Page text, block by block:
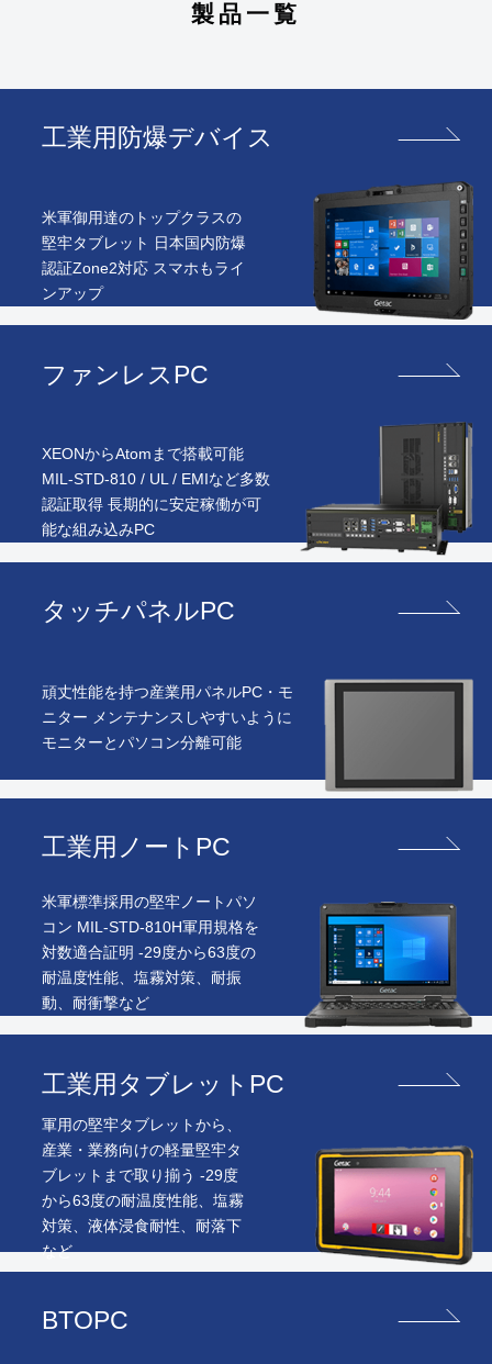
製品一覧
工業用防爆デバイス
米軍御用達のトップクラスの
堅牢タブレット 日本国内防爆
認証Zone2対応 スマホもライ
ンアップ
ファンレスPC
XEONからAtomまで搭載可能
MIL-STD-810 / UL / EMIなど多数
認証取得 長期的に安定稼働が可
能な組み込みPC
タッチパネルPC
頑丈性能を持つ産業用パネルPC・モ
ニター メンテナンスしやすいように
モニターとパソコン分離可能
工業用ノートPC
米軍標準採用の堅牢ノートパソ
コン MIL-STD-810H軍用規格を
対数適合証明 -29度から63度の
耐温度性能、塩霧対策、耐振
動、耐衝撃など
工業用タブレットPC
軍用の堅牢タブレットから、
産業・業務向けの軽量堅牢タ
ブレットまで取り揃う -29度
から63度の耐温度性能、塩霧
対策、液体浸食耐性、耐落下
など
BTOPC